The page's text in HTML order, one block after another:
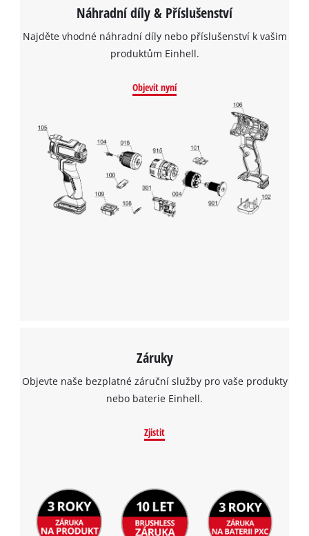
Náhradní díly & Příslušenství
Najděte vhodné náhradní díly nebo příslušenství k vašim
produktům Einhell.
Objevit nyní
Záruky
Objevte naše bezplatné záruční služby pro vaše produkty
nebo baterie Einhell.
Zjistit